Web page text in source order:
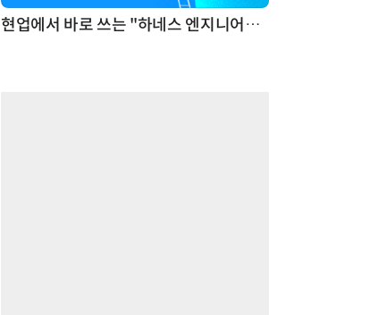
현업에서 바로 쓰는 "하네스 엔지니어링" 실습 교육